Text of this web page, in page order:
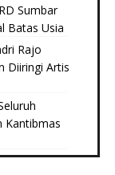
Sumbar
Batas Usia
Rajo
Diiringi Artis
Kantibmas